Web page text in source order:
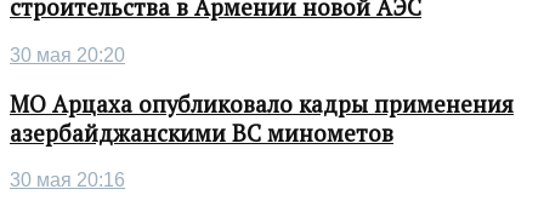
строительства в Армении новой АЭС
30 мая 20:20
МО Арцаха опубликовало кадры применения
азербайджанскими ВС минометов
30 мая 20:16